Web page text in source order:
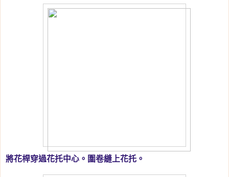
將花桿穿過花托中心。圍卷縫上花托。